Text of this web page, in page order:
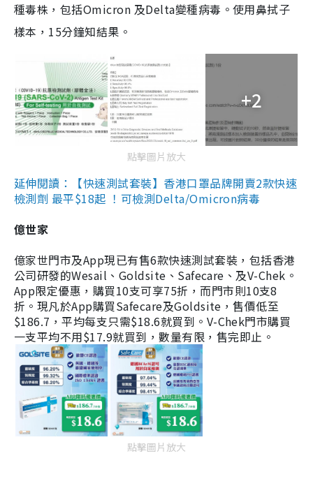
種毒株，包括Omicron 及Delta變種病毒。使用鼻拭子
樣本，15分鐘知結果。
+2
點擊圖片放大
延伸閱讀：【快速測試套裝】香港口罩品牌開賣2款快速
檢測劑 最平$18起 ！可檢測Delta/Omicron病毒
億世家
億家世門市及App現已有售6款快速測試套裝，包括香港
公司研發的Wesail、Goldsite、Safecare、及V-Chek。
App限定優惠，購買10支可享75折，而門市則10支8
折。現凡於App購買Safecare及Goldsite，售價低至
$186.7，平均每支只需$18.6就買到。V-Chek門市購買
一支平均不用$17.9就買到，數量有限，售完即止。
點擊圖片放大